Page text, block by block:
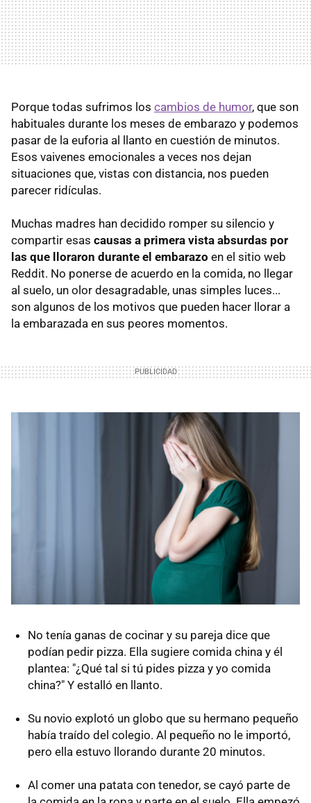
Porque todas sufrimos los cambios de humor, que son
habituales durante los meses de embarazo y podemos
pasar de la euforia al llanto en cuestión de minutos.
Esos vaivenes emocionales a veces nos dejan
situaciones que, vistas con distancia, nos pueden
parecer ridículas.
Muchas madres han decidido romper su silencio y
compartir esas causas a primera vista absurdas por
las que lloraron durante el embarazo en el sitio web
Reddit. No ponerse de acuerdo en la comida, no llegar
al suelo, un olor desagradable, unas simples luces...
son algunos de los motivos que pueden hacer llorar a
la embarazada en sus peores momentos.
No tenía ganas de cocinar y su pareja dice que
podían pedir pizza. Ella sugiere comida china y él
plantea: "¿Qué tal si tú pides pizza y yo comida
china?" Y estalló en llanto.
Su novio explotó un globo que su hermano pequeño
había traído del colegio. Al pequeño no le importó,
pero ella estuvo llorando durante 20 minutos.
Al comer una patata con tenedor, se cayó parte de